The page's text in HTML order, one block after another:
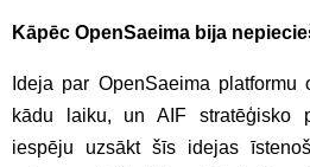
Kāpēc OpenSaeima bija
Ideja par OpenSaeima
kādu laiku, un AIF stratēģisko
iespēju uzsākt šīs idejas